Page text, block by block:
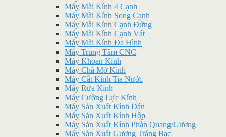
Máy Mài Kính 4 Cạnh
Máy Mài Kính Song Cạnh
Máy Mài Kính Cạnh Đứng
Máy Mài Kính Cạnh Vát
Máy Mài Kính Đa Hình
Máy Trung Tâm CNC
Máy Khoan Kính
Máy Chà Mờ Kính
Máy Cắt Kính Tia Nước
Máy Rửa Kính
Máy Cường Lực Kính
Máy Sản Xuất Kính Dán
Máy Sản Xuất Kính Hộp
Máy Sản Xuất Kính Phản Quang/Gương
Máy Sản Xuất Gương Tráng Bạc